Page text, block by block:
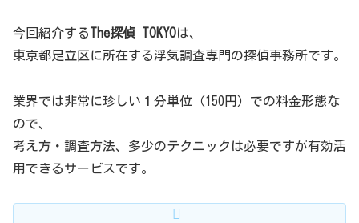
今回紹介するThe探偵 TOKYOは、
東京都足立区に所在する浮気調査専門の探偵事務所です。
業界では非常に珍しい１分単位（150円）での料金形態な
ので、
考え方・調査方法、多少のテクニックは必要ですが有効活
用できるサービスです。